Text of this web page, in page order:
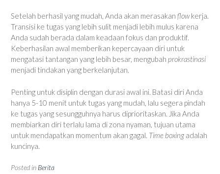
Setelah berhasil yang mudah, Anda akan merasakan flowkerja.
Transisi ke tugas yang lebih sulit menjadi lebih mulus karena
Anda sudah berada dalam keadaan fokus dan produktif.
Keberhasilan awal memberikan kepercayaan diri untuk
mengatasi tantangan yang lebih besar, mengubah prokrastinasi
menjadi tindakan yang berkelanjutan.
Penting untuk disiplin dengan durasi awal ini. Batasi diri Anda
hanya 5-10 menit untuk tugas yang mudah, lalu segera pindah
ke tugas yang sesungguhnya harus diprioritaskan. Jika Anda
membiarkan diri terlalu lama di zona nyaman, tujuan utama
untuk mendapatkan momentum akan gagal. Time boxing adalah
kuncinya.
Posted in Berita